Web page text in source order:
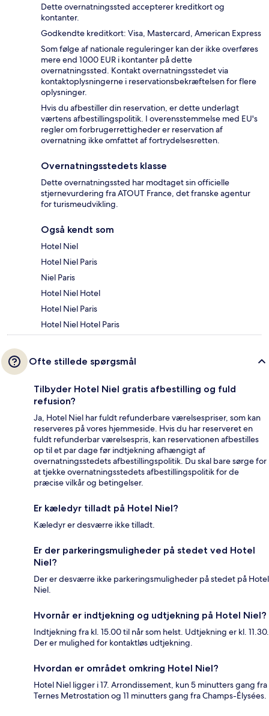
Dette overnatningssted accepterer kreditkort og
kontanter.
Godkendte kreditkort: Visa, Mastercard, American Express
Som følge af nationale reguleringer kan der ikke overføres
mere end 1000 EUR i kontanter på dette
overnatningssted. Kontakt overnatningsstedet via
kontaktoplysningerne i reservationsbekræftelsen for flere
oplysninger.
Hvis du afbestiller din reservation, er dette underlagt
værtens afbestillingspolitik. I overensstemmelse med EU's
regler om forbrugerrettigheder er reservation af
overnatning ikke omfattet af fortrydelsesretten.
Overnatningsstedets klasse
Dette overnatningssted har modtaget sin officielle
stjernevurdering fra ATOUT France, det franske agentur
for turismeudvikling.
Også kendt som
Hotel Niel
Hotel Niel Paris
Niel Paris
Hotel Niel Hotel
Hotel Niel Paris
Hotel Niel Hotel Paris
Ofte stillede spørgsmål
Tilbyder Hotel Niel gratis afbestilling og fuld
refusion?
Ja, Hotel Niel har fuldt refunderbare værelsespriser, som kan
reserveres på vores hjemmeside. Hvis du har reserveret en
fuldt refunderbar værelsespris, kan reservationen afbestilles
op til et par dage før indtjekning afhængigt af
overnatningsstedets afbestillingspolitik. Du skal bare sørge for
at tjekke overnatningsstedets afbestillingspolitik for de
præcise vilkår og betingelser.
Er kæledyr tilladt på Hotel Niel?
Kæledyr er desværre ikke tilladt.
Er der parkeringsmuligheder på stedet ved Hotel
Niel?
Der er desværre ikke parkeringsmuligheder på stedet på Hotel
Niel.
Hvornår er indtjekning og udtjekning på Hotel Niel?
Indtjekning fra kl. 15.00 til når som helst. Udtjekning er kl. 11.30.
Der er mulighed for kontaktløs udtjekning.
Hvordan er området omkring Hotel Niel?
Hotel Niel ligger i 17. Arrondissement, kun 5 minutters gang fra
Ternes Metrostation og 11 minutters gang fra Champs-Élysées.